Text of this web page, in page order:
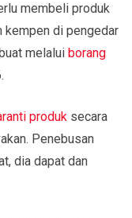
membeli produk
kempen di pengedar
melalui borang
produk secara
Penebusan
dia dapat dan